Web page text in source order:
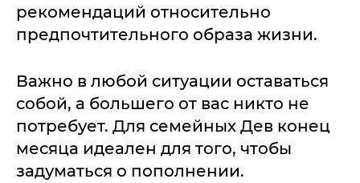
рекомендаций относительно
предпочтительного образа жизни.
Важно в любой ситуации оставаться
собой, а большего от вас никто не
потребует. Для семейных Дев конец
месяца идеален для того, чтобы
задуматься о пополнении.